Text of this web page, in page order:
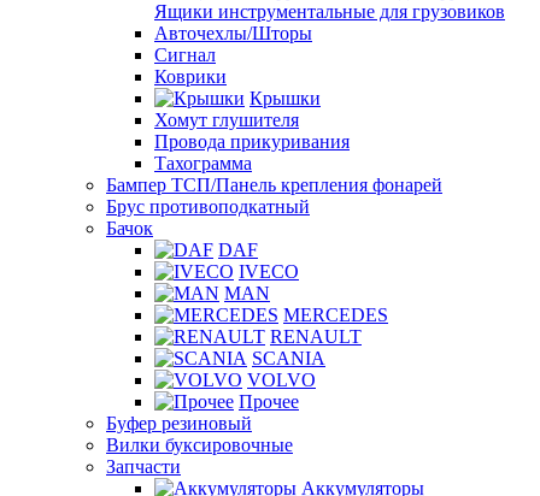
Ящики инструментальные для грузовиков
Авточехлы/Шторы
Сигнал
Коврики
Крышки
Хомут глушителя
Провода прикуривания
Тахограмма
Бампер ТСП/Панель крепления фонарей
Брус противоподкатный
Бачок
DAF
IVECO
MAN
MERCEDES
RENAULT
SCANIA
VOLVO
Прочее
Буфер резиновый
Вилки буксировочные
Запчасти
Аккумуляторы